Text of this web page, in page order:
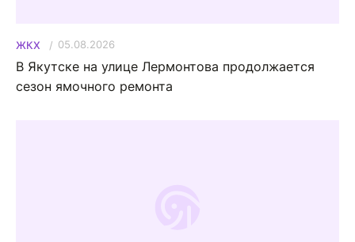
ЖКХ 05.08.2026
В Якутске на улице Лермонтова продолжается
сезон ямочного ремонта